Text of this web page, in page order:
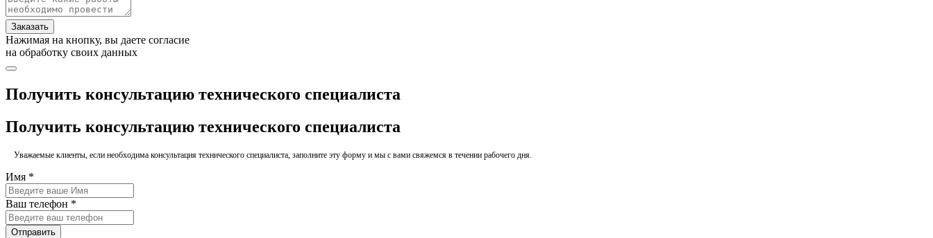
Заказать
Нажимая на кнопку, вы даете согласие
на обработку своих данных
Получить консультацию технического специалиста
Получить консультацию технического специалиста
Уважаемые клиенты, если необходима консультация технического специалиста, заполните эту форму и мы с вами свяжемся в течении рабочего дня.
Имя *
Ваш телефон *
Отправить